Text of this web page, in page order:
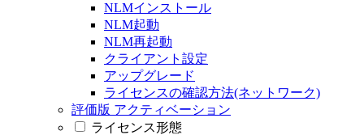
NLMインストール
NLM起動
NLM再起動
クライアント設定
アップグレード
ライセンスの確認方法(ネットワーク)
評価版 アクティベーション
ライセンス形態